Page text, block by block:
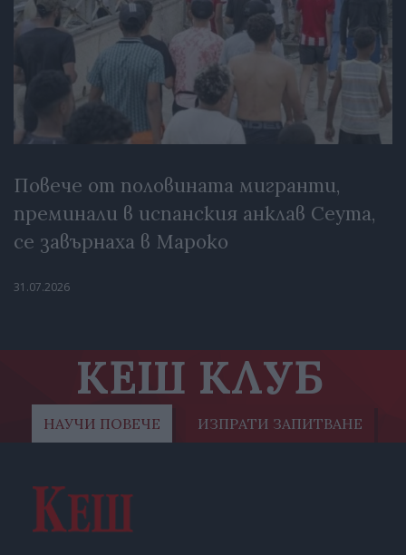
Повече от половината мигранти,
преминали в испанския анклав Сеута,
се завърнаха в Мароко
31.07.2026
КЕШ КЛУБ
НАУЧИ ПОВЕЧЕ ИЗПРАТИ ЗАПИТВАНЕ